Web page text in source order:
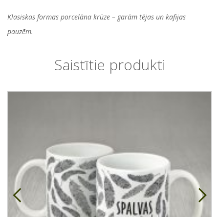
Klasiskas formas porcelāna krūze – garām tējas un kafijas
pauzēm.
Saistītie produkti